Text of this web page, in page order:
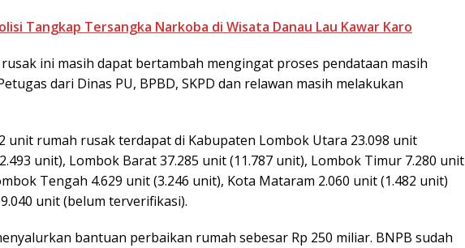
Tangkap Tersangka Narkoba di Wisata Danau Lau Kawar Karo
ini masih dapat bertambah mengingat proses pendataan masih
dari Dinas PU, BPBD, SKPD dan relawan masih melakukan
unit rumah rusak terdapat di Kabupaten Lombok Utara 23.098 unit
unit), Lombok Barat 37.285 unit (11.787 unit), Lombok Timur 7.280 unit
Tengah 4.629 unit (3.246 unit), Kota Mataram 2.060 unit (1.482 unit)
unit (belum terverifikasi).
bantuan perbaikan rumah sebesar Rp 250 miliar. BNPB sudah